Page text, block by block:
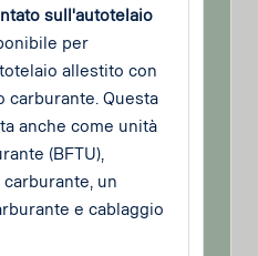
sull'autotelaio
per
allestito con
carburante. Questa
anche come unità
(BFTU),
un
e cablaggio